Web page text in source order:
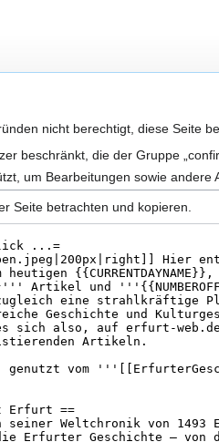
nicht berechtigt, diese Seite
beschränkt, die der Gruppe
um Bearbeitungen sowie andere
Seite betrachten und kopieren.